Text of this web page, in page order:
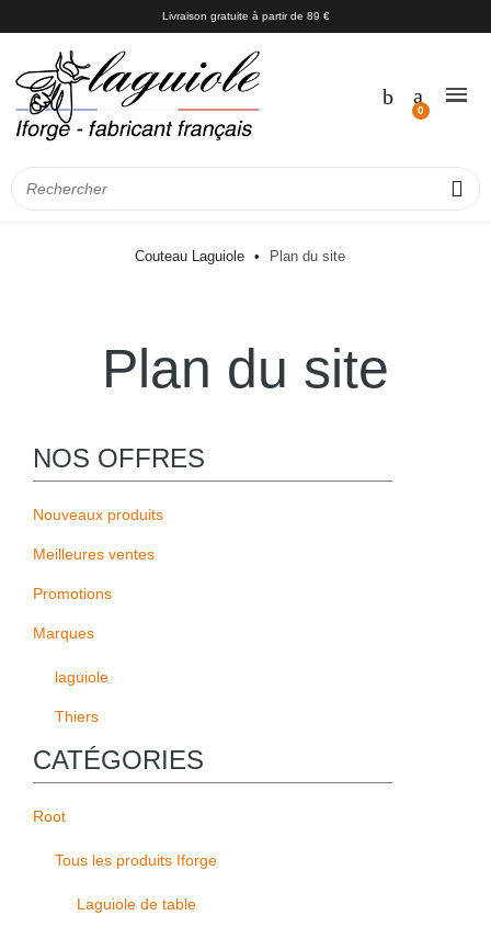
Livraison gratuite à partir de 89 €
Couteau Laguiole Plan du site
Plan du site
NOS OFFRES
Nouveaux produits
Meilleures ventes
Promotions
Marques
laguiole
Thiers
CATÉGORIES
Root
Tous les produits Iforge
Laguiole de table